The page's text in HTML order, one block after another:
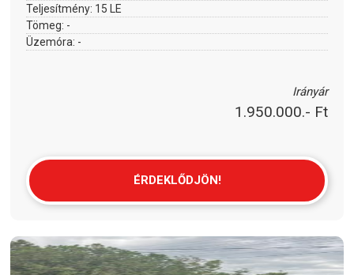
Teljesítmény: 15 LE
Tömeg: -
Üzemóra: -
Irányár
1.950.000.- Ft
ÉRDEKLŐDJÖN!